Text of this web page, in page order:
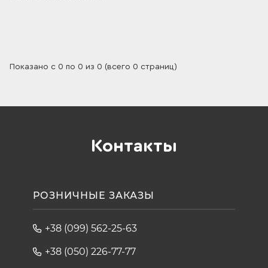
Показано с 0 по 0 из 0 (всего 0 страниц)
Контакты
РОЗНИЧНЫЕ ЗАКАЗЫ
+38 (099) 562-25-63
+38 (050) 226-77-77